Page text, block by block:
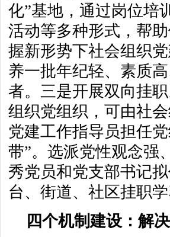
化”基地，通过岗位培
活动等多种形式，帮
握新形势下社会组织
养一批年纪轻、素质
者。三是开展双向挂
组织党组织，可由社
党建工作指导员担任
带”。选派党性观念强
秀党员和党支部书记
台、街道、社区挂职
四个机制建设：解